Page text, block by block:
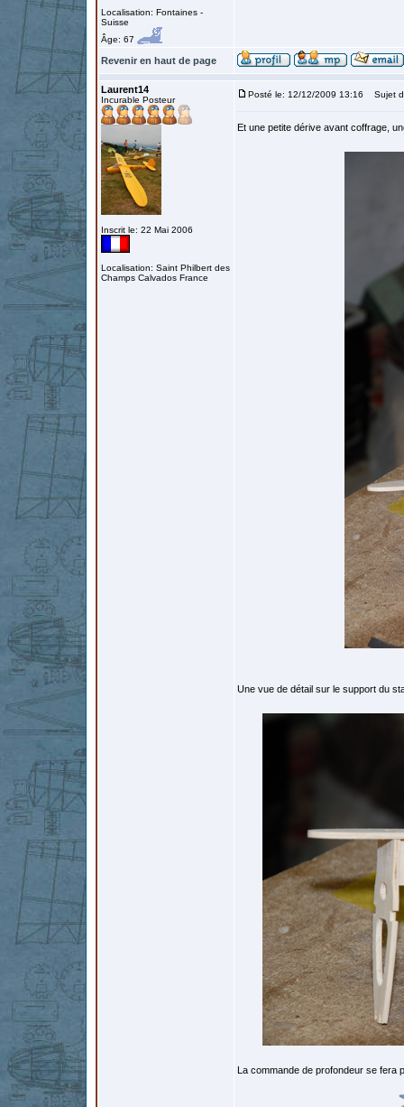
Localisation: Fontaines -
Suisse
Âge: 67
Revenir en haut de page
Laurent14
Incurable Posteur
Inscrit le: 22 Mai 2006
Localisation: Saint Philbert des
Champs Calvados France
Posté le: 12/12/2009 13:16 Sujet
Et une petite dérive avant coffrage,
Une vue de détail sur le support du
La commande de profondeur se fera